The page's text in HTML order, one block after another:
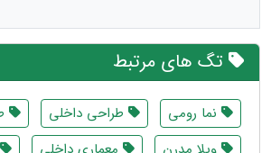
تگ های مرتبط
نما رومی طراحی داخلی